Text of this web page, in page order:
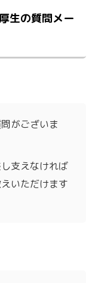
生の質問メー
がございま
支えなければ
いただけます